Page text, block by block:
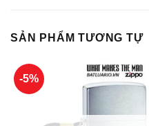
SẢN PHẨM TƯƠNG TỰ
-5%